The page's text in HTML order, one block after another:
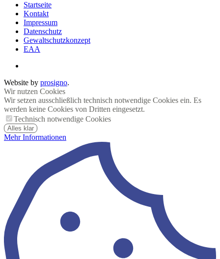
Startseite
Kontakt
Impressum
Datenschutz
Gewaltschutzkonzept
EAA
Website by prosigno.
Wir nutzen Cookies
Wir setzen ausschließlich technisch notwendige Cookies ein. Es
werden keine Cookies von Dritten eingesetzt.
Technisch notwendige Cookies
Alles klar
Mehr Informationen